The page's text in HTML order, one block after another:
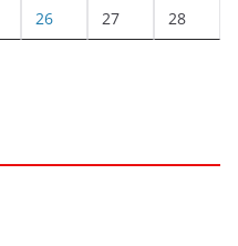
26 27 28